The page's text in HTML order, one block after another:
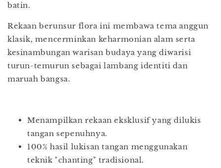
batin.
Rekaan berunsur flora ini membawa tema anggun
klasik, mencerminkan keharmonian alam serta
kesinambungan warisan budaya yang diwarisi
turun-temurun sebagai lambang identiti dan
maruah bangsa.
Menampilkan rekaan eksklusif yang dilukis
tangan sepenuhnya.
100% hasil lukisan tangan menggunakan
teknik "chanting" tradisional.